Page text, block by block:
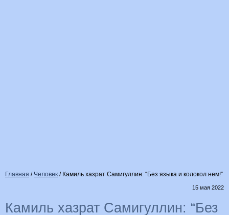
Главная / Человек / Камиль хазрат Самигуллин: “Без языка и колокол нем!”
15 мая 2022
Камиль хазрат Самигуллин: “Без